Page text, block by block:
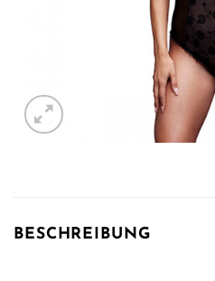
BESCHREIBUNG